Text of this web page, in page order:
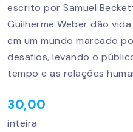
escrito por Samuel
Guilherme Weber dão
em um mundo marcado
desafios, levando o
tempo e as relações
30,00
inteira